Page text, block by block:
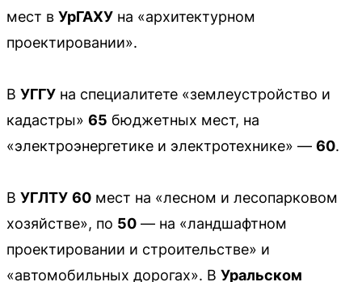
мест в УрГАХУ на «архитектурном
проектировании».
В УГГУ на специалитете «землеустройство и
кадастры» 65 бюджетных мест, на
«электроэнергетике и электротехнике» — 60.
В УГЛТУ 60 мест на «лесном и лесопарковом
хозяйстве», по 50 — на «ландшафтном
проектировании и строительстве» и
«автомобильных дорогах». В Уральском